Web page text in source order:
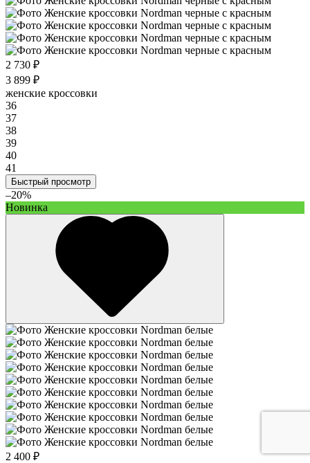
2 730 ₽
3 899 ₽
женские кроссовки
36
37
38
39
40
41
Быстрый просмотр
–20%
Новинка
2 400 ₽